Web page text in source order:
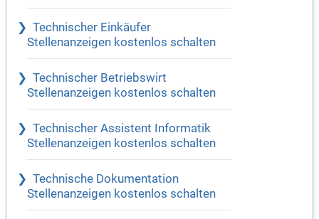
Technischer Einkäufer
Stellenanzeigen kostenlos schalten
Technischer Betriebswirt
Stellenanzeigen kostenlos schalten
Technischer Assistent Informatik
Stellenanzeigen kostenlos schalten
Technische Dokumentation
Stellenanzeigen kostenlos schalten